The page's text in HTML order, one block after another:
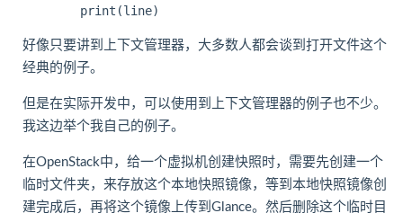
好像只要讲到上下文管理器，大多数人都会谈到打开文件这个
经典的例子。
但是在实际开发中，可以使用到上下文管理器的例子也不少。
我这边举个我自己的例子。
在OpenStack中，给一个虚拟机创建快照时，需要先创建一个
临时文件夹，来存放这个本地快照镜像，等到本地快照镜像创
建完成后，再将这个镜像上传到Glance。然后删除这个临时目